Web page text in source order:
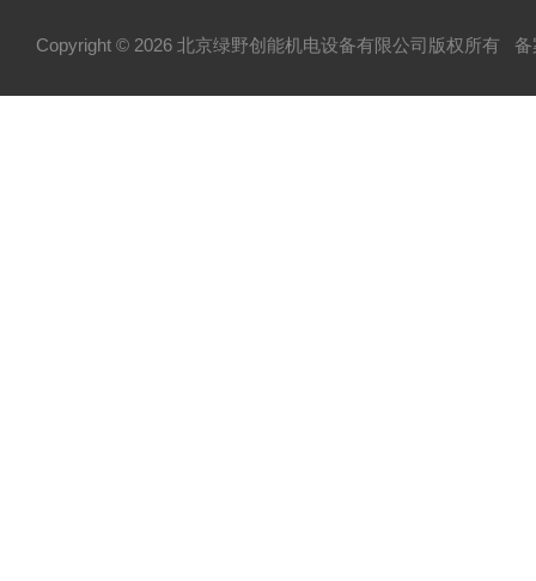
Copyright © 2026 北京绿野创能机电设备有限公司版权所有 备